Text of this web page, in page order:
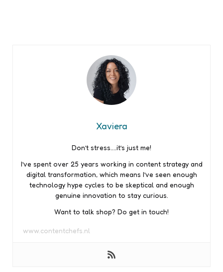
Xaviera
Don’t stress….it’s just me!
I’ve spent over 25 years working in content strategy and
digital transformation, which means I’ve seen enough
technology hype cycles to be skeptical and enough
genuine innovation to stay curious.
Want to talk shop? Do get in touch!
www.contentchefs.nl